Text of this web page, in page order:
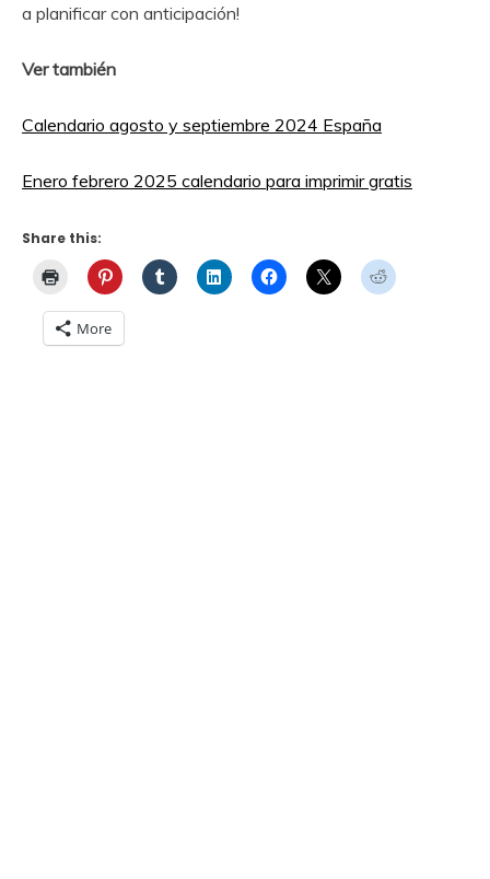
a planificar con anticipación!
Ver también
Calendario agosto y septiembre 2024 España
Enero febrero 2025 calendario para imprimir gratis
Share this:
More